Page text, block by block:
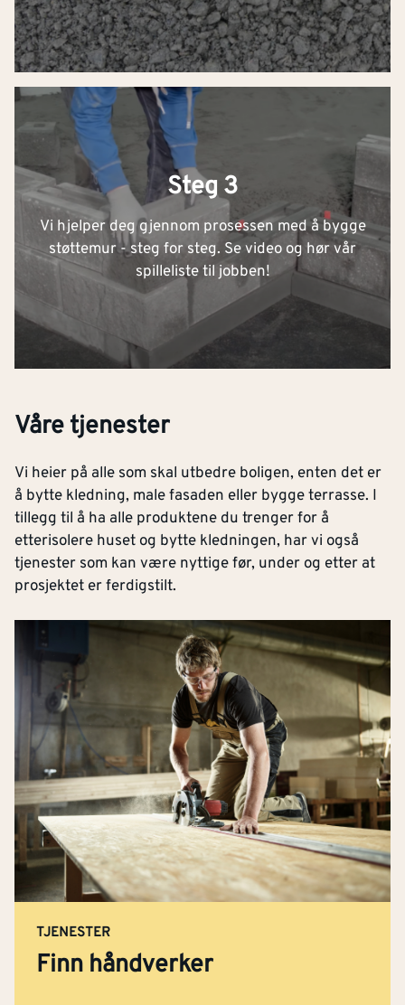
Steg 3
Vi hjelper deg gjennom prosessen med å bygge
støttemur - steg for steg. Se video og hør vår
spilleliste til jobben!
Våre tjenester
Vi heier på alle som skal utbedre boligen, enten det er
å bytte kledning, male fasaden eller bygge terrasse. I
tillegg til å ha alle produktene du trenger for å
etterisolere huset og bytte kledningen, har vi også
tjenester som kan være nyttige før, under og etter at
prosjektet er ferdigstilt.
TJENESTER
Finn håndverker